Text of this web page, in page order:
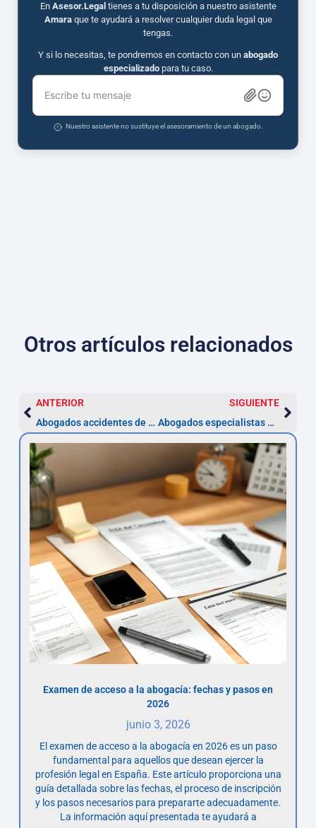
En Asesor.Legal tienes a tu disposición a nuestro asistente
Amaraque te ayudará a resolver cualquier duda legal que
tengas.
Y si lo necesitas, te pondremos en contacto con un abogado
especializadopara tu caso.
Escribe tu mensaje
Nuestro asistente no sustituye el asesoramiento de un abogado.
Otros artículos relacionados
ANTERIOR
Abogados accidentes de tráfico en Navarra
SIGUIENTE
Abogados especialistas en desahucios en Navarra
Examen de acceso a la abogacía: fechas y pasos en
2026
junio 3, 2026
El examen de acceso a la abogacía en 2026 es un paso
fundamental para aquellos que desean ejercer la
profesión legal en España. Este artículo proporciona una
guía detallada sobre las fechas, el proceso de inscripción
y los pasos necesarios para prepararte adecuadamente.
La información aquí presentada te ayudará a